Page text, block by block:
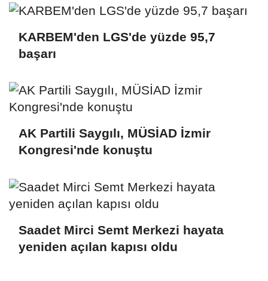
KARBEM'den LGS'de yüzde 95,7
başarı
AK Partili Saygılı, MÜSİAD İzmir
Kongresi'nde konuştu
Saadet Mirci Semt Merkezi hayata
yeniden açılan kapısı oldu